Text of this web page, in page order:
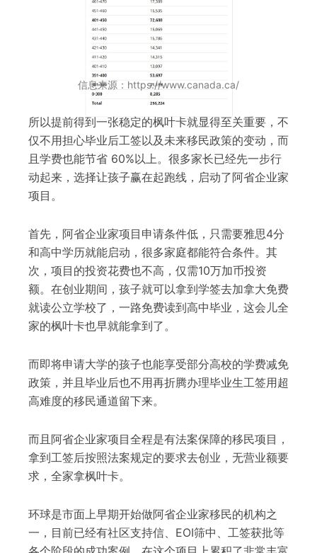
信息来源：https://www.canada.ca/
所以提前得到一张稳定的枫叶卡就显得至关重要，不
仅不用担心毕业后工签以及未来移民政策的变动，而
且学费也能节省 60%以上。很多家长已经先一步行
动起来，选择让孩子赢在起跑线，启动了阿省企业家
项目。
首先，阿省企业家项目申请条件低，只需要雅思4分
和高中学历就能启动，很多家庭都能符合条件。其
次，项目的投资花费也不高，仅需10万加币投资
额。在创业期间，孩子就可以拿到学签去加拿大免费
就读公立学校了，一路免费读到高中毕业，这会儿全
家的枫叶卡也早就能拿到了。
而即将申请大学的孩子也能享受部分高校的学费减免
政策，并且毕业后也不用再折腾办理毕业生工签用超
高难度的移民通道留下来。
而且阿省企业家项目全程是有法案保障的移民项目，
拿到工签后按照法案规定的要求去创业，无营业额要
求，全家拿枫叶卡。
环球是市面上早期开始做阿省企业家移民的机构之
一，目前已经有社区支持信、EOI筛中、工签获批等